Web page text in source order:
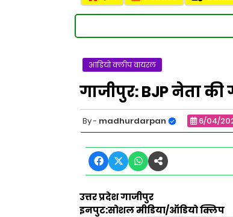
आडियो क्लीप वायरल
गाजीपुर: BJP नेता
madhurdarpan 6/04/
उत्तर प्रदेश गाजीपुर
इनपुट:सोशल मीडिया/ऑडियो क्लिप